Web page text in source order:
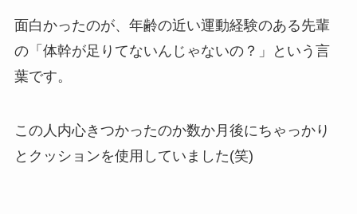
面白かったのが、年齢の近い運動経験のある先輩
の「体幹が足りてないんじゃないの？」という言
葉です。
この人内心きつかったのか数か月後にちゃっかり
とクッションを使用していました(笑)